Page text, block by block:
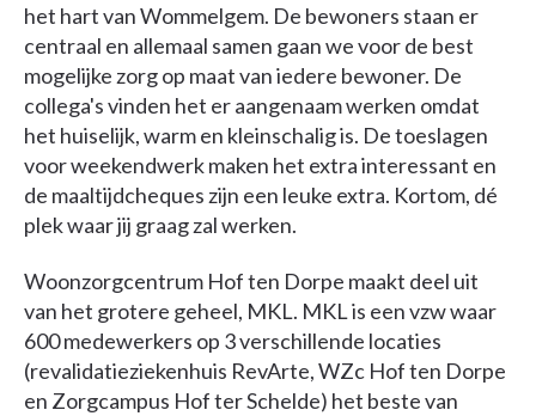
het hart van Wommelgem. De bewoners staan er
centraal en allemaal samen gaan we voor de best
mogelijke zorg op maat van iedere bewoner. De
collega's vinden het er aangenaam werken omdat
het huiselijk, warm en kleinschalig is. De toeslagen
voor weekendwerk maken het extra interessant en
de maaltijdcheques zijn een leuke extra. Kortom, dé
plek waar jij graag zal werken.
Woonzorgcentrum Hof ten Dorpe maakt deel uit
van het grotere geheel, MKL. MKL is een vzw waar
600 medewerkers op 3 verschillende locaties
(revalidatieziekenhuis RevArte, WZc Hof ten Dorpe
en Zorgcampus Hof ter Schelde) het beste van